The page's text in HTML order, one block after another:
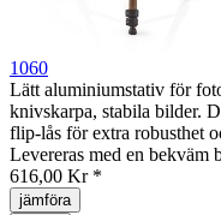
1060
Lätt aluminiumstativ för
knivskarpa, stabila bilder.
flip-lås för extra robusthet
Levereras med en bekväm
616,00 Kr *
jämföra